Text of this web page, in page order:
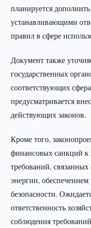
планируется
устанавливающими
правил в сфере
Документ также
государственных
соответствующих
предусматривается
действующих законов.
Кроме того,
финансовых санкций
требований,
энергии,
безопасности.
ответственность
соблюдения